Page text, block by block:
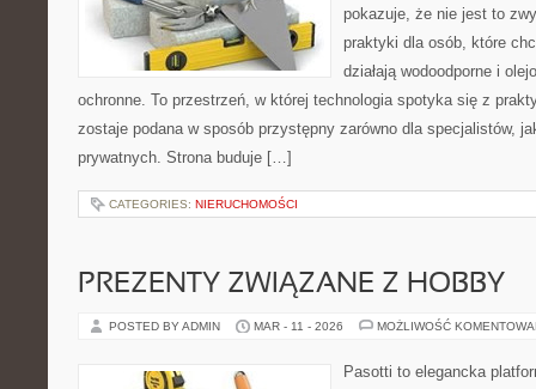
pokazuje, że nie jest to
praktyki dla osób, które
działają wodoodporne i
ochronne. To przestrzeń, w której technologia spotyka się z
zostaje podana w sposób przystępny zarówno dla specjalistów,
prywatnych. Strona buduje […]
CATEGORIES: NIERUCHOMOŚCI
PREZENTY ZWIĄZANE Z HOBBY
POSTED BY ADMIN MAR - 11 - 2026 MOŻLIWOŚĆ
Pasotti to elegancka